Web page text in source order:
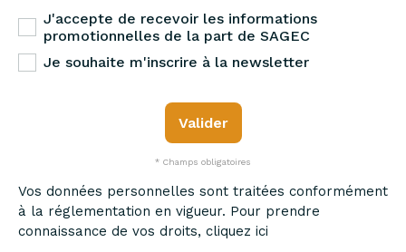
J'accepte de recevoir les informations
promotionnelles de la part de SAGEC
Je souhaite m'inscrire à la newsletter
Valider
* Champs obligatoires
Vos données personnelles sont traitées conformément
à la réglementation en vigueur. Pour prendre
connaissance de vos droits, cliquez ici